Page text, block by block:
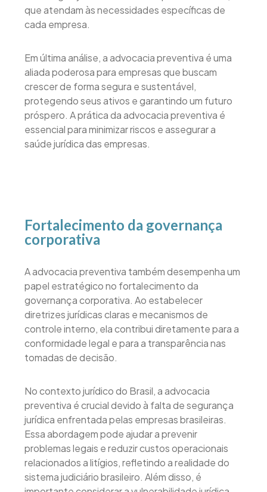
que atendam às necessidades específicas de
cada empresa.
Em última análise, a advocacia preventiva é uma
aliada poderosa para empresas que buscam
crescer de forma segura e sustentável,
protegendo seus ativos e garantindo um futuro
próspero. A prática da advocacia preventiva é
essencial para minimizar riscos e assegurar a
saúde jurídica das empresas.
Fortalecimento da governança
corporativa
A advocacia preventiva também desempenha um
papel estratégico no fortalecimento da
governança corporativa. Ao estabelecer
diretrizes jurídicas claras e mecanismos de
controle interno, ela contribui diretamente para a
conformidade legal e para a transparência nas
tomadas de decisão.
No contexto jurídico do Brasil, a advocacia
preventiva é crucial devido à falta de segurança
jurídica enfrentada pelas empresas brasileiras.
Essa abordagem pode ajudar a prevenir
problemas legais e reduzir custos operacionais
relacionados a litígios, refletindo a realidade do
sistema judiciário brasileiro. Além disso, é